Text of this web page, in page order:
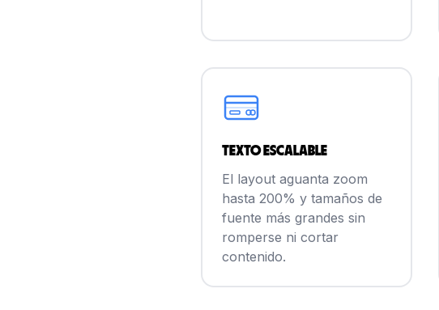
Texto escalable
El layout aguanta zoom
hasta 200% y tamaños de
fuente más grandes sin
romperse ni cortar
contenido.